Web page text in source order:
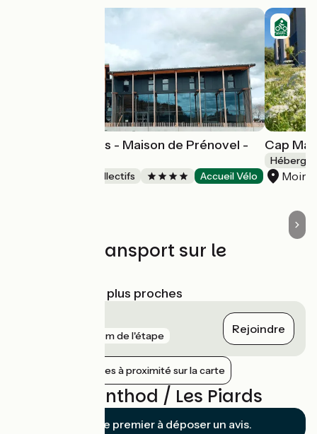
Village vacances - Maison de Prénovel -
Hébergements collectifs Accueil Vélo
Cap
Trains et transport sur le
Gares SNCF les plus proches
719 m de l'étape Rejoindre
Afficher les gares à proximité sur la carte
Avis sur Arinthod / Les Piards
Soyez le premier à déposer un avis.